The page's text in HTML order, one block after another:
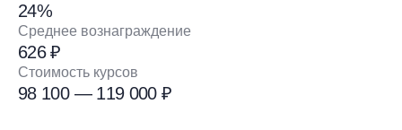
24%
Среднее вознаграждение
626 ₽
Стоимость курсов
98 100 — 119 000 ₽